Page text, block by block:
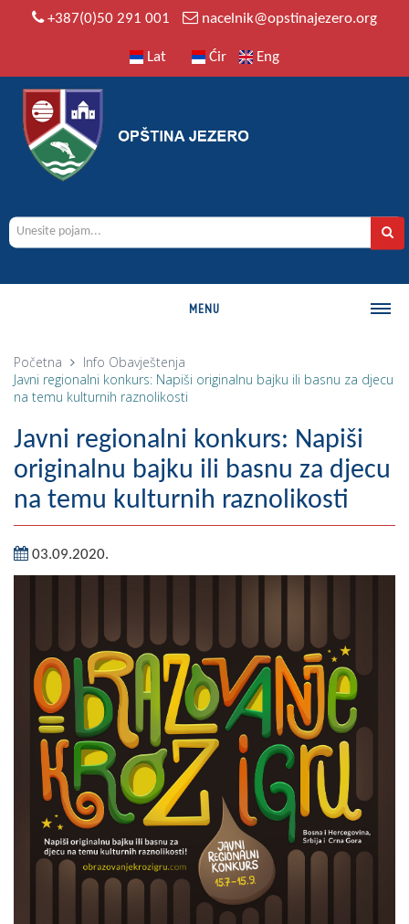
+387(0)50 291 001 nacelnik@opstinajezero.org
Lat Ćir Eng
MENU
O OPŠTINI
Istorija
Geografija
Naseljena mjesta
Fotogalerija
O Načelniku
Zamjenik načelnika
Izvještaj o radu načelnika
SKUPŠTINA
Statut Opštine
Skupštinsko vijeće opštine jezero
Sastav Skupštine
Početna Info Obavještenja
Javni regionalni konkurs: Napiši originalnu bajku ili basnu za djecu
na temu kulturnih raznolikosti
Javni regionalni konkurs: Napiši
originalnu bajku ili basnu za djecu
na temu kulturnih raznolikosti
03.09.2020.